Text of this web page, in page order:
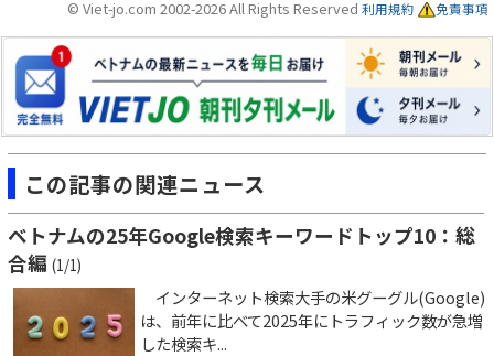
© Viet-jo.com 2002-2026 All Rights Reserved 利用規約 免責事項
この記事の関連ニュース
ベトナムの25年Google検索キーワードトップ10：総
合編 (1/1)
インターネット検索大手の米グーグル(Google)
は、前年に比べて2025年にトラフィック数が急増
した検索キ...